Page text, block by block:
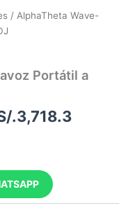
/ AlphaTheta Wave-
Portátil a
.3,718.3